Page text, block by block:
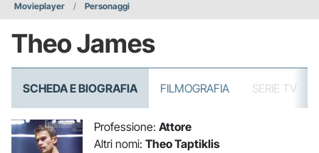
Movieplayer Personaggi
Theo James
SCHEDA E BIOGRAFIA FILMOGRAFIA SERIE TV
Professione: Attore
Altri nomi: Theo Taptiklis